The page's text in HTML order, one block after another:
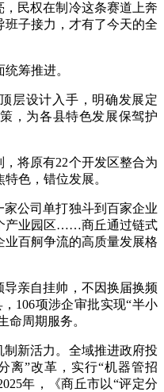
，民权在制冷这条赛道上奔
班子接力，才有了今天的全
筹推进。
设计入手，明确发展定
，为各县特色发展保驾护
将原有22个开发区整合为
色，错位发展。
公司单打独斗到百家企业
产业园区……商丘通过链式
百舸争流的高质量发展格
亲自挂帅，不因换届换频
106项涉企审批实现“半小
命周期服务。
新活力。全域推进政府投
离”改革，实行“机器管招
年，《商丘市以“评定分